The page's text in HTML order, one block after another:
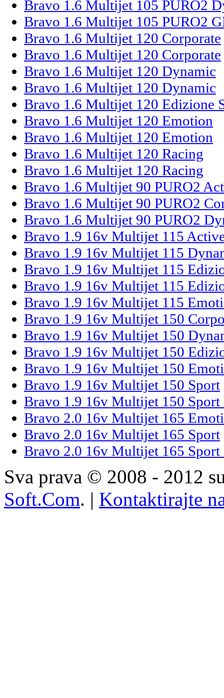
Bravo 1.6 Multijet 105 PURO2
Bravo 1.6 Multijet 105 PURO2
Bravo 1.6 Multijet 120 Corporate
Bravo 1.6 Multijet 120 Corporate
Bravo 1.6 Multijet 120 Dynamic
Bravo 1.6 Multijet 120 Dynamic
Bravo 1.6 Multijet 120 Edizione
Bravo 1.6 Multijet 120 Emotion
Bravo 1.6 Multijet 120 Emotion
Bravo 1.6 Multijet 120 Racing
Bravo 1.6 Multijet 120 Racing
Bravo 1.6 Multijet 90 PURO2
Bravo 1.6 Multijet 90 PURO2
Bravo 1.6 Multijet 90 PURO2
Bravo 1.9 16v Multijet 115
Bravo 1.9 16v Multijet 115
Bravo 1.9 16v Multijet 115
Bravo 1.9 16v Multijet 115
Bravo 1.9 16v Multijet 115
Bravo 1.9 16v Multijet 150
Bravo 1.9 16v Multijet 150
Bravo 1.9 16v Multijet 150
Bravo 1.9 16v Multijet 150
Bravo 1.9 16v Multijet 150 Sport
Bravo 1.9 16v Multijet 150 Sport
Bravo 2.0 16v Multijet 165
Bravo 2.0 16v Multijet 165 Sport
Bravo 2.0 16v Multijet 165 Sport
Sva prava © 2008 - 2012
Soft.Com. | Kontaktirajte